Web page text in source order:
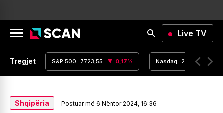
Live TV
Tregjet
0% S&P 500 7723,55 0,17% Nasdaq 26363,44
Shqipëria Postuar më 6 Nëntor 2024, 16:36